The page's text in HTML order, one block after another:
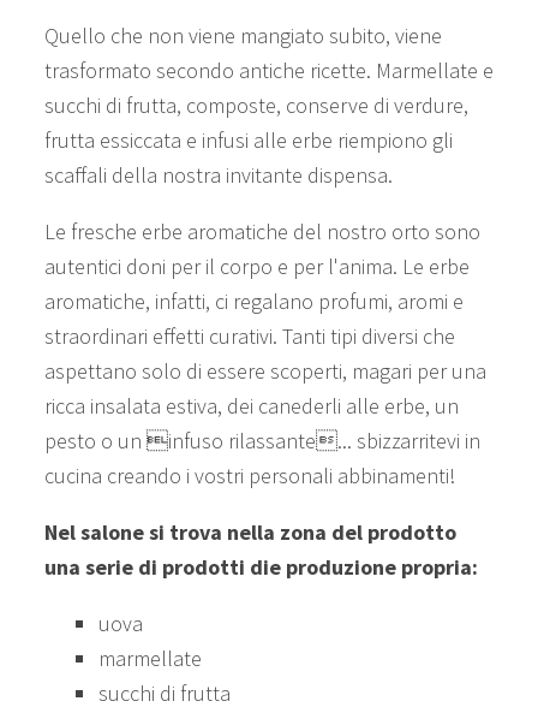
Quello che non viene mangiato subito, viene
trasformato secondo antiche ricette. Marmellate e
succhi di frutta, composte, conserve di verdure,
frutta essiccata e infusi alle erbe riempiono gli
scaffali della nostra invitante dispensa.
Le fresche erbe aromatiche del nostro orto sono
autentici doni per il corpo e per l'anima. Le erbe
aromatiche, infatti, ci regalano profumi, aromi e
straordinari effetti curativi. Tanti tipi diversi che
aspettano solo di essere scoperti, magari per una
ricca insalata estiva, dei canederli alle erbe, un
pesto o un infuso rilassante... sbizzarritevi in
cucina creando i vostri personali abbinamenti!
Nel salone si trova nella zona del prodotto
una serie di prodotti die produzione propria:
uova
marmellate
succhi di frutta